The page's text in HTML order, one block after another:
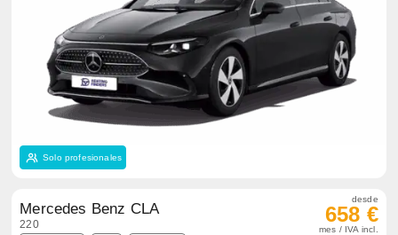
Solo profesionales
Mercedes Benz CLA
220
desde
658 €
mes / IVA incl.